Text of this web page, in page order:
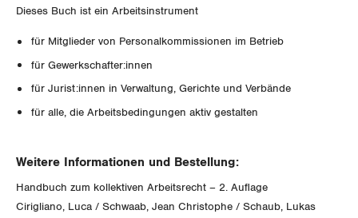
Nidwalden
Obwalden
Schaffhausen
St. Gallen-Appenzell
Dieses Buch ist ein Arbeitsinstrument
für Mitglieder von Personalkommissionen im Betrieb
für Gewerkschafter:innen
für Jurist:innen in Verwaltung, Gerichte und Verbände
für alle, die Arbeitsbedingungen aktiv gestalten
Weitere Informationen und Bestellung:
Handbuch zum kollektiven Arbeitsrecht – 2. Auflage
Cirigliano, Luca / Schwaab, Jean Christophe / Schaub, Lukas